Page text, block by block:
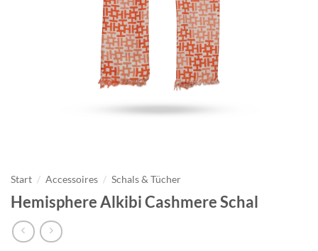
Start / Accessoires / Schals & Tücher
Hemisphere Alkibi Cashmere Schal